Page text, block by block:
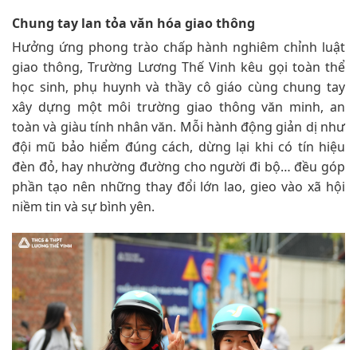
Chung tay lan tỏa văn hóa giao thông
Hưởng ứng phong trào chấp hành nghiêm chỉnh luật
giao thông, Trường Lương Thế Vinh kêu gọi toàn thể
học sinh, phụ huynh và thầy cô giáo cùng chung tay
xây dựng một môi trường giao thông văn minh, an
toàn và giàu tính nhân văn. Mỗi hành động giản dị như
đội mũ bảo hiểm đúng cách, dừng lại khi có tín hiệu
đèn đỏ, hay nhường đường cho người đi bộ… đều góp
phần tạo nên những thay đổi lớn lao, gieo vào xã hội
niềm tin và sự bình yên.